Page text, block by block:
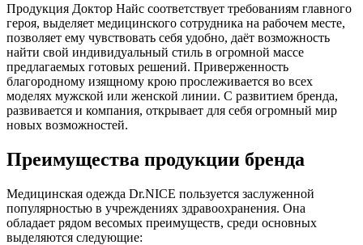
Продукция Доктор Найс соответствует требованиям главного
героя, выделяет медицинского сотрудника на рабочем месте,
позволяет ему чувствовать себя удобно, даёт возможность
найти свой индивидуальный стиль в огромной массе
предлагаемых готовых решений. Приверженность
благородному изящному крою прослеживается во всех
моделях мужской или женской линии. С развитием бренда,
развивается и компания, открывает для себя огромный мир
новых возможностей.
Преимущества продукции бренда
Медицинская одежда Dr.NICE пользуется заслуженной
популярностью в учреждениях здравоохранения. Она
обладает рядом весомых преимуществ, среди основных
выделяются следующие: